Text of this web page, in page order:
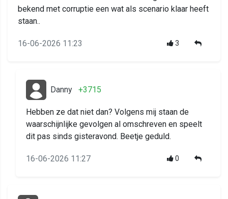
bekend met corruptie een wat als scenario klaar heeft
staan..
16-06-2026 11:23 3
Danny +3715
Hebben ze dat niet dan? Volgens mij staan de
waarschijnlijke gevolgen al omschreven en speelt
dit pas sinds gisteravond. Beetje geduld.
16-06-2026 11:27 0